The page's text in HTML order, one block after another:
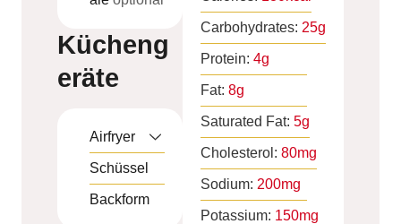
Kücheng
eräte
Airfryer
Schüssel
Backform
Carbohydrates: 25g
Protein: 4g
Fat: 8g
Saturated Fat: 5g
Cholesterol: 80mg
Sodium: 200mg
Potassium: 150mg